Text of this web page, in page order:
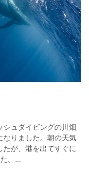
シュダイビングの川畑
なりました。朝の天気
が、港を出てすぐに
。...
を嫌がってしまう
きなくなる場合が多
ください。
先とし、可能な限り
しかし、万が一海に
ジラを発見できなか
で、あらかじめご了
やかな日は多くあり
りがある中でスノー
。泳力や体力に自信
、ご自身で事前に十